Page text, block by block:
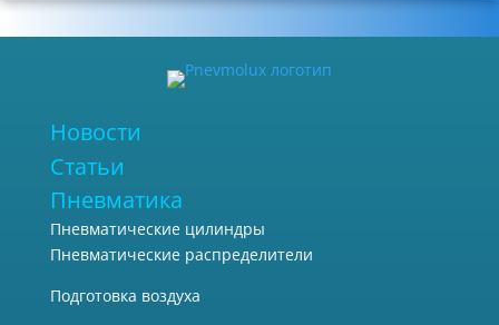
Новости
Статьи
Пневматика
Пневматические цилиндры
Пневматические распределители
Подготовка воздуха